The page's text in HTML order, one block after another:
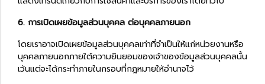
6. การเปิดเผยข้อมูลส่วนบุคคล ต่อบุคคลภายนอก
โดยเราอาจเปิดเผยข้อมูลส่วนบุคคลเท่าที่จำเป็นให้แก่หน่วยงานหรือ
บุคคลภายนอกภายใต้ความยินยอมของเจ้าของข้อมูลส่วนบุคคลนั้น
เว้นแต่จะได้กระทำภายในกรอบที่กฎหมายให้อำนาจไว้